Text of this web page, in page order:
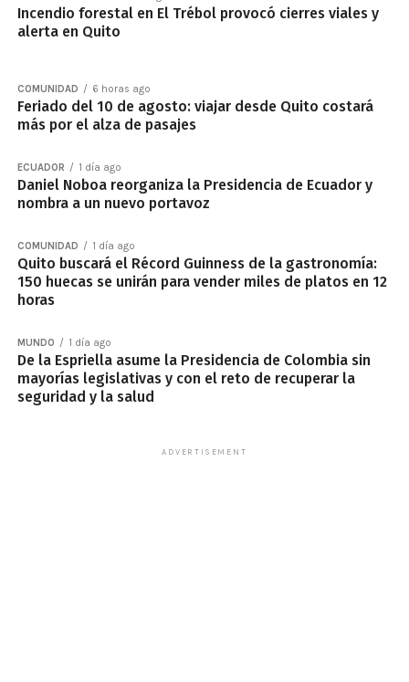
Incendio forestal en El Trébol provocó cierres viales y
alerta en Quito
COMUNIDAD 6 horas ago
Feriado del 10 de agosto: viajar desde Quito costará
más por el alza de pasajes
ECUADOR 1 día ago
Daniel Noboa reorganiza la Presidencia de Ecuador y
nombra a un nuevo portavoz
COMUNIDAD 1 día ago
Quito buscará el Récord Guinness de la gastronomía:
150 huecas se unirán para vender miles de platos en 12
horas
MUNDO 1 día ago
De la Espriella asume la Presidencia de Colombia sin
mayorías legislativas y con el reto de recuperar la
seguridad y la salud
ADVERTISEMENT